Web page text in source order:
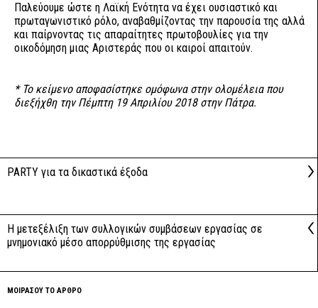
Παλεύουμε ώστε η Λαϊκή Ενότητα να έχει ουσιαστικό και
πρωταγωνιστικό ρόλο, αναβαθμίζοντας την παρουσία της αλλά
και παίρνοντας τις απαραίτητες πρωτοβουλίες για την
οικοδόμηση μιας Αριστεράς που οι καιροί απαιτούν.
* Το κείμενο αποφασίστηκε ομόφωνα στην ολομέλεια που
διεξήχθη την Πέμπτη 19 Απριλίου 2018 στην Πάτρα.
PARTY για τα δικαστικά έξοδα
Η μετεξέλιξη των συλλογικών συμβάσεων εργασίας σε
μνημονιακό μέσο απορρύθμισης της εργασίας
ΜΟΙΡΑΣΟΥ ΤΟ ΑΡΘΡΟ